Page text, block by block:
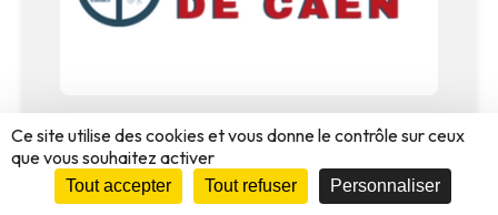
Incontournable en Normandie, le Circuit de Caen
vous ouvre ses portes toute l'année pour une
immersion totale dans le sport automobile.
Préparez-vous à un moment riche en vitesse,
Ce site utilise des cookies et vous donne le contrôle sur ceux
que vous souhaitez activer
Tout accepter Tout refuser Personnaliser